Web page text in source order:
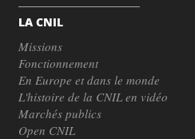
LA CNIL
Missions
Fonctionnement
En Europe et dans le monde
L'histoire de la CNIL en vidéo
Marchés publics
Open CNIL